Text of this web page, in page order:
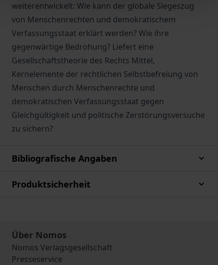
weiterentwickelt: Wie kann der globale Siegeszug
von Menschenrechten und demokratischem
Verfassungsstaat erklärt werden? Wie ihre
gegenwärtige Bedrohung? Liefert eine
Gesellschaftstheorie des Rechts Mittel,
Kernelemente der rechtlichen Selbstbefreiung von
Menschen durch Menschenrechte und
demokratischen Verfassungsstaat gegen
Gleichgültigkeit und politische Zerstörungsversuche
zu sichern?
Bibliografische Angaben
Produktsicherheit
Über Nomos
Nomos Verlagsgesellschaft
Presseservice